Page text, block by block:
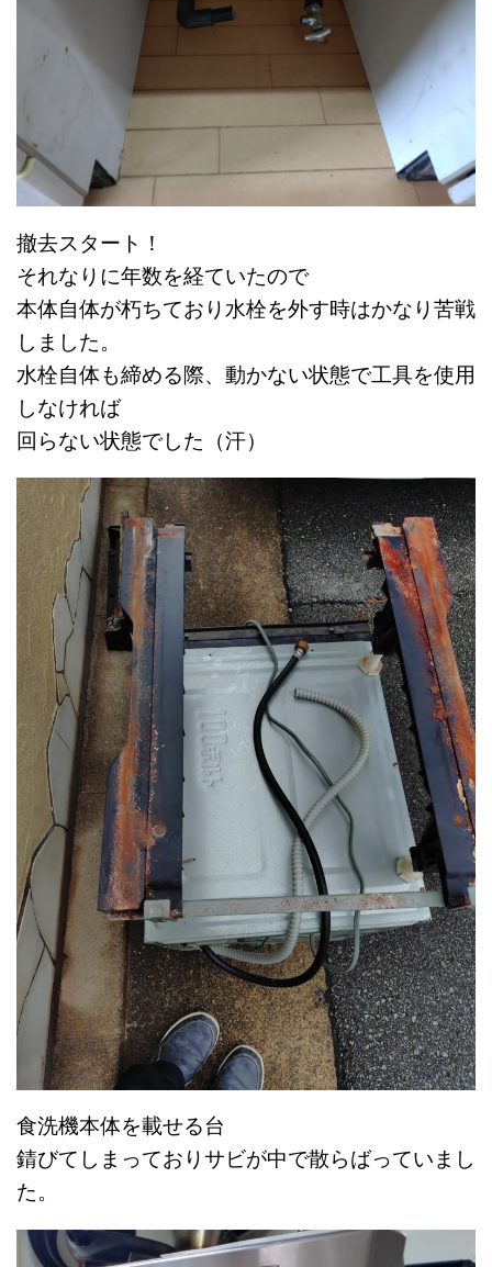
撤去スタート！
それなりに年数を経ていたので
本体自体が朽ちており 水栓を外す時はかなり苦戦
しました。
水栓自体も締める際、動かない状態で工具を使用
しなければ
回らない状態でした（汗）
食洗機本体を載せる台
錆びてしまっておりサビが中で散らばっていまし
た。